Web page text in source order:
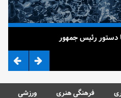
فرهنگی هنری
ورزشی